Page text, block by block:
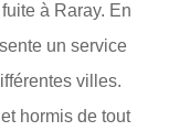
à Raray. En
un service
villes.
hormis de tout